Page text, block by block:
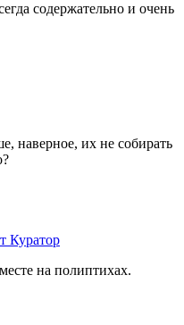
содержательно и очень
наверное, их не собирать
Куратор
на полиптихах.